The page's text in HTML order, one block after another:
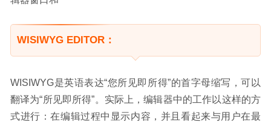
WISIWYG EDITOR：
WISIWYG是英语表达“您所见即所得”的首字母缩写，可以
翻译为“所见即所得”。实际上，编辑器中的工作以这样的方
式进行：在编辑过程中显示内容，并且看起来与用户在最